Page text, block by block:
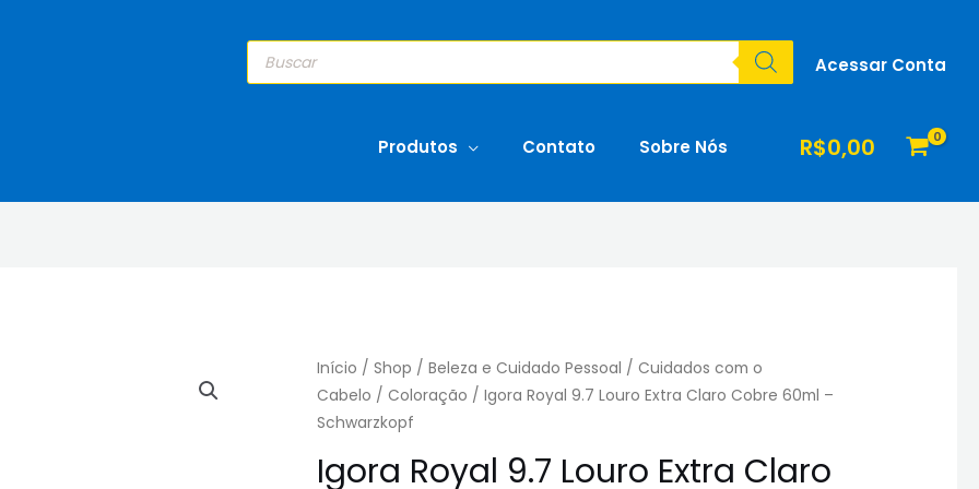
Pesquisar
produtos Acessar Conta
Produtos Contato Sobre Nós R$0,00
Início /Shop /Beleza e Cuidado Pessoal /Cuidados com o
Cabelo /Coloração / Igora Royal 9.7 Louro Extra Claro Cobre 60ml –
Schwarzkopf
Igora Royal 9.7 Louro Extra Claro